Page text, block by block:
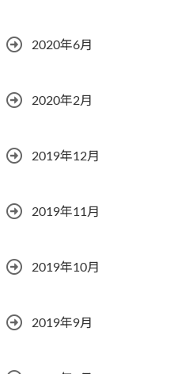
2020年6月
2020年2月
2019年12月
2019年11月
2019年10月
2019年9月